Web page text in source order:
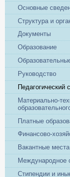
Основные
Структура и
Документы
Образование
Руководство
Педагогический
Материально-
Платные
Финансово-
Вакантные
Международное
Стипендии и